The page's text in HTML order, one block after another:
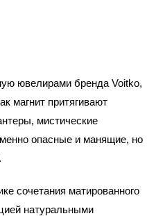
ювелирами бренда Voitko,
магнит притягивают
мистические
опасные и манящие, но
сочетания матированного
натуральными